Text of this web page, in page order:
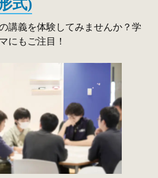
式)
講義を体験してみませんか？学
にもご注目！